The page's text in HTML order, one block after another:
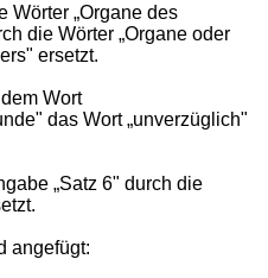
Wörter „Organe des
die Wörter „Organe oder
ersetzt.
Wort
das Wort „unverzüglich"
„Satz 6" durch die
angefügt: